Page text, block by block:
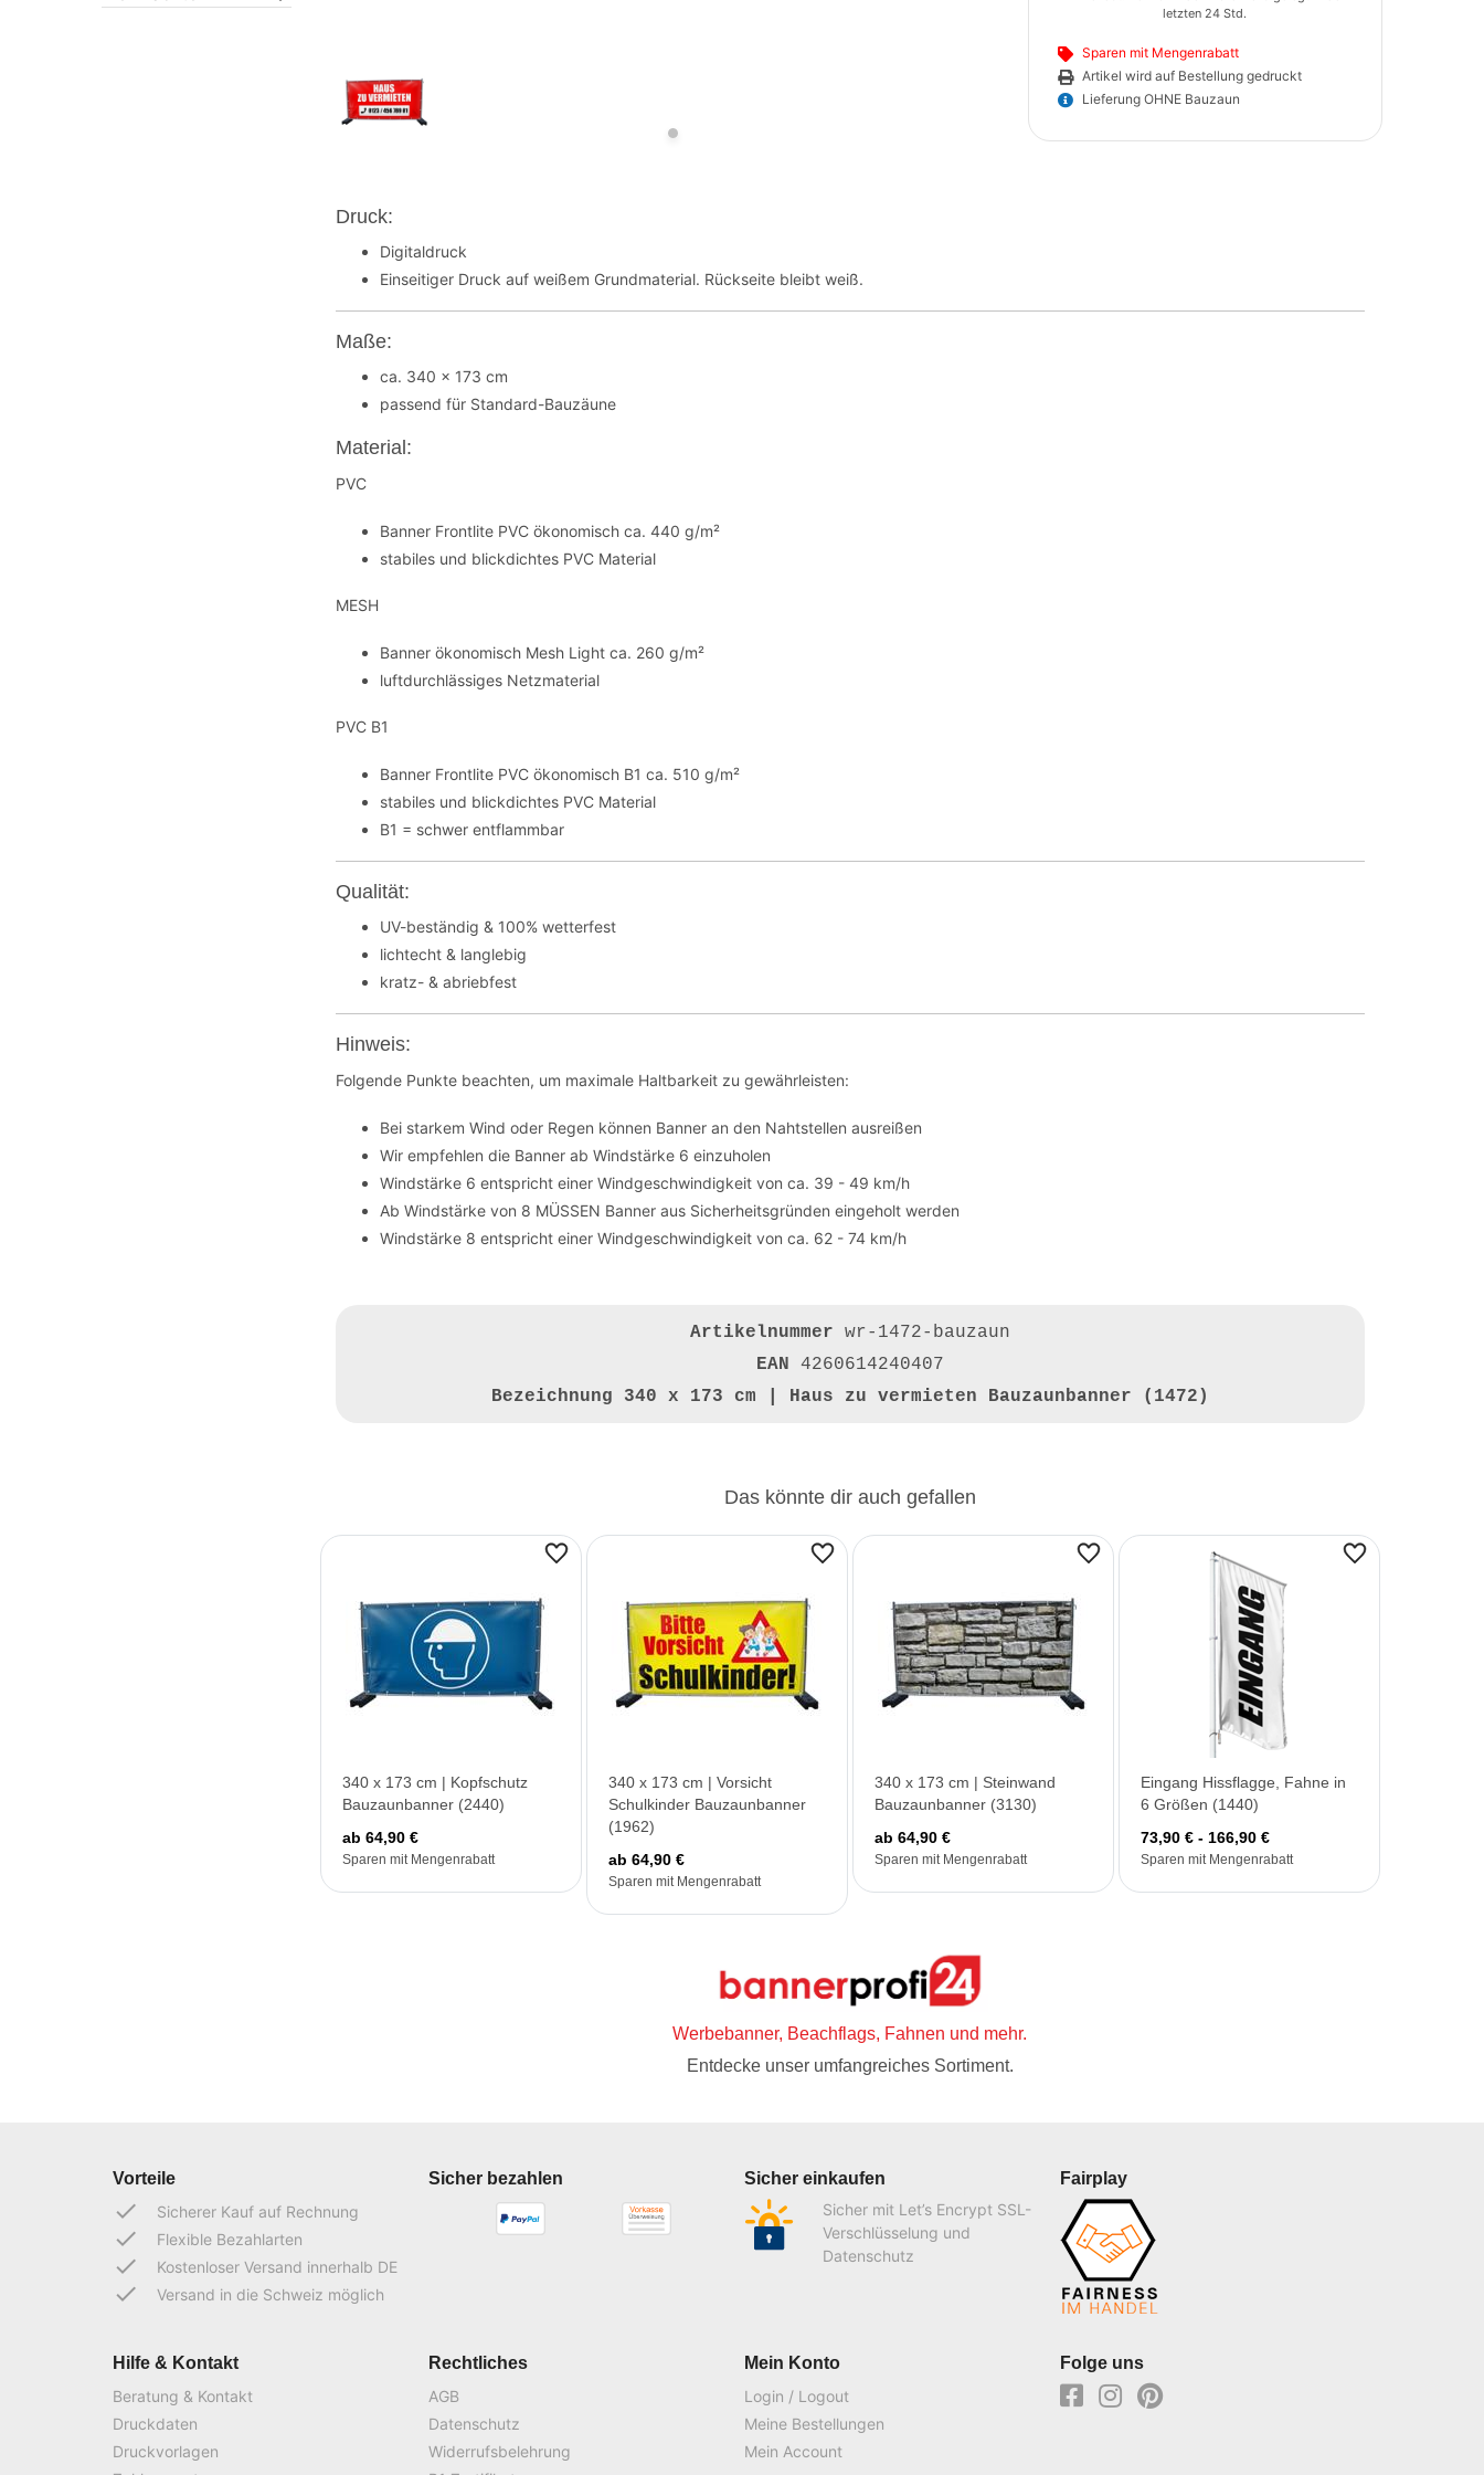
letzten 24 Std.
Sparen mit Mengenrabatt
Artikel wird auf Bestellung gedruckt
Lieferung OHNE Bauzaun
Druck:
Digitaldruck
Einseitiger Druck auf weißem Grundmaterial. Rückseite bleibt weiß.
Maße:
ca. 340 x 173 cm
passend für Standard-Bauzäune
Material:
PVC
Banner Frontlite PVC ökonomisch ca. 440 g/m²
stabiles und blickdichtes PVC Material
MESH
Banner ökonomisch Mesh Light ca. 260 g/m²
luftdurchlässiges Netzmaterial
PVC B1
Banner Frontlite PVC ökonomisch B1 ca. 510 g/m²
stabiles und blickdichtes PVC Material
B1 = schwer entflammbar
Qualität:
UV-beständig & 100% wetterfest
lichtecht & langlebig
kratz- & abriebfest
Hinweis:
Folgende Punkte beachten, um maximale Haltbarkeit zu gewährleisten:
Bei starkem Wind oder Regen können Banner an den Nahtstellen ausreißen
Wir empfehlen die Banner ab Windstärke 6 einzuholen
Windstärke 6 entspricht einer Windgeschwindigkeit von ca. 39 - 49 km/h
Ab Windstärke von 8 MÜSSEN Banner aus Sicherheitsgründen eingeholt werden
Windstärke 8 entspricht einer Windgeschwindigkeit von ca. 62 - 74 km/h
Artikelnummer wr-1472-bauzaun
EAN 4260614240407
Bezeichnung 340 x 173 cm | Haus zu vermieten Bauzaunbanner (1472)
Das könnte dir auch gefallen
340 x 173 cm | Kopfschutz
Bauzaunbanner (2440)
ab 64,90 €
Sparen mit Mengenrabatt
340 x 173 cm | Vorsicht
Schulkinder Bauzaunbanner
(1962)
ab 64,90 €
Sparen mit Mengenrabatt
340 x 173 cm | Steinwand
Bauzaunbanner (3130)
ab 64,90 €
Sparen mit Mengenrabatt
Eingang Hissflagge, Fahne in
6 Größen (1440)
73,90 € - 166,90 €
Sparen mit Mengenrabatt
Werbebanner, Beachflags, Fahnen und mehr.
Entdecke unser umfangreiches Sortiment.
Vorteile
done Sicherer Kauf auf Rechnung
done Flexible Bezahlarten
done Kostenloser Versand innerhalb DE
done Versand in die Schweiz möglich
Sicher bezahlen
Sicher einkaufen
Sicher mit Let’s Encrypt SSL-
Verschlüsselung und
Datenschutz
Fairplay
Hilfe & Kontakt
Beratung & Kontakt
Druckdaten
Druckvorlagen
Rechtliches
AGB
Datenschutz
Widerrufsbelehrung
Mein Konto
Login / Logout
Meine Bestellungen
Mein Account
Folge uns